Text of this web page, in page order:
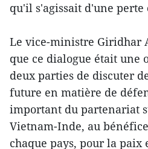
qu'il s'agissait d'une
Le vice-ministre Giridhar
que ce dialogue était une
deux parties de discuter
future en matière de
important du partenariat
Vietnam-Inde, au
chaque pays, pour la